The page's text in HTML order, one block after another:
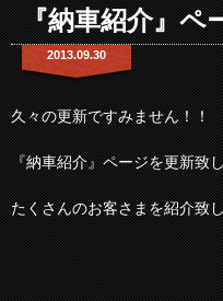
『納車紹介』ペ
2013.09.30
久々の更新ですみません！！
『納車紹介』ページを更新致
たくさんのお客さまを紹介致